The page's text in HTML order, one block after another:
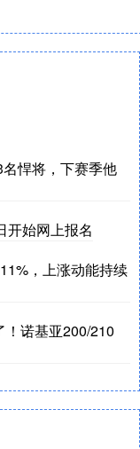
悍将，下赛季他
开始网上报名
，上涨动能持续
诺基亚200/210